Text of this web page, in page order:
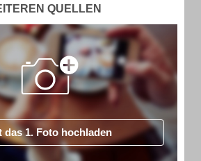
QUELLEN
das 1. Foto hochladen